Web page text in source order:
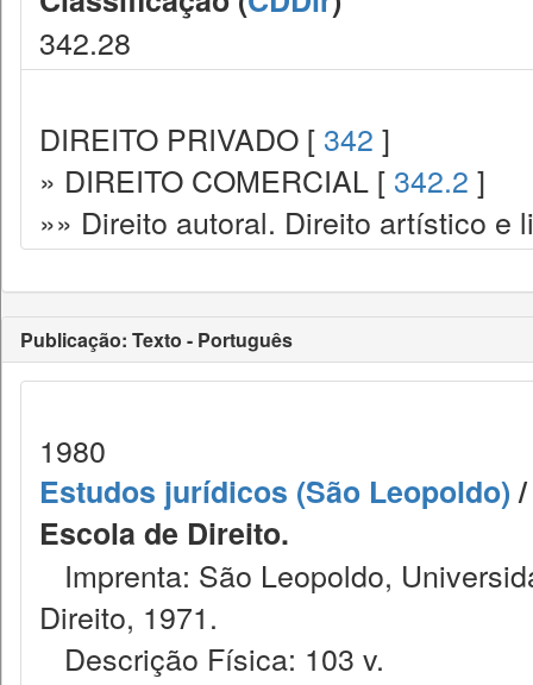
342.28
DIREITO PRIVADO [ 342 ]
» DIREITO COMERCIAL [ 342.2 ]
»» Direito autoral. Direito artístico e
Publicação: Texto - Português
1980
Estudos jurídicos (São Leopoldo)
Escola de Direito.
Imprenta: São Leopoldo,
Direito, 1971.
Descrição Física: 103 v.